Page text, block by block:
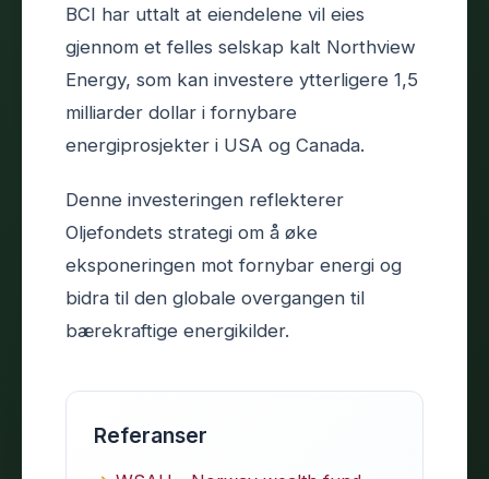
BCI har uttalt at eiendelene vil eies
gjennom et felles selskap kalt Northview
Energy, som kan investere ytterligere 1,5
milliarder dollar i fornybare
energiprosjekter i USA og Canada.
Denne investeringen reflekterer
Oljefondets strategi om å øke
eksponeringen mot fornybar energi og
bidra til den globale overgangen til
bærekraftige energikilder.
Referanser